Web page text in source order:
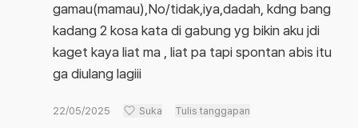
gamau(mamau),No/tidak,iya,dadah, kdng bang
kadang 2 kosa kata di gabung yg bikin aku jdi
kaget kaya liat ma , liat pa tapi spontan abis itu
ga diulang lagiii
22/05/2025 Suka Tulis tanggapan